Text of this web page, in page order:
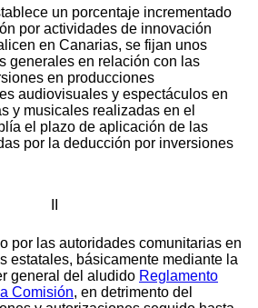
un porcentaje incrementado
por actividades de innovación
en Canarias, se fijan unos
generales en relación con las
en producciones
audiovisuales y espectáculos en
y musicales realizadas en el
el plazo de aplicación de las
por la deducción por inversiones
por las autoridades comunitarias en
estatales, básicamente mediante la
general del aludido Reglamento
Comisión, en detrimento del